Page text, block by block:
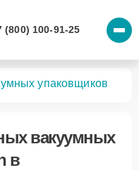
(800) 100-91-25
упаковщиков
вакуумных
в